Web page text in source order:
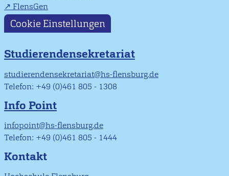
FlensGen
Cookie Einstellungen
Studierendensekretariat
studierendensekretariat@hs-flensburg.de
Telefon: +49 (0)461 805 - 1308
Info Point
infopoint@hs-flensburg.de
Telefon: +49 (0)461 805 - 1444
Kontakt